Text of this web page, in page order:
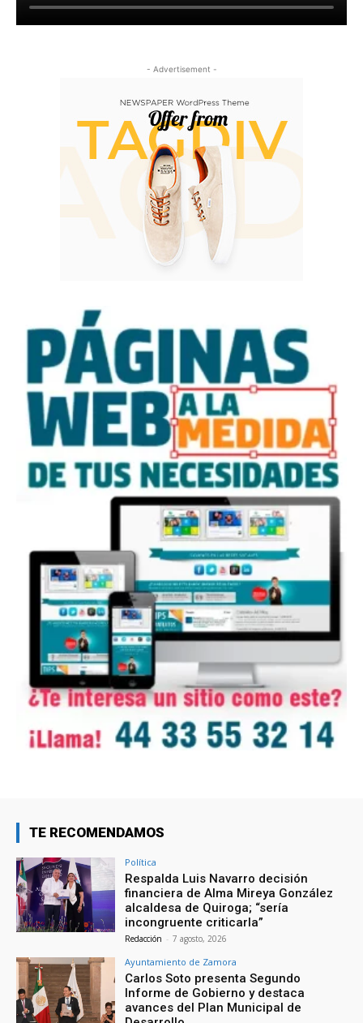
- Advertisement -
TE RECOMENDAMOS
Política
Respalda Luis Navarro decisión
financiera de Alma Mireya González
alcaldesa de Quiroga; “sería
incongruente criticarla”
Redacción - 7 agosto, 2026
Ayuntamiento de Zamora
Carlos Soto presenta Segundo
Informe de Gobierno y destaca
avances del Plan Municipal de